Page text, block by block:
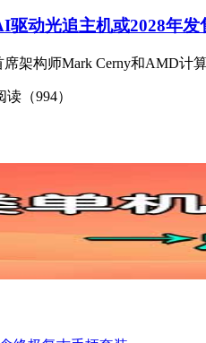
驱动光追主机或2028年发
席架构师Mark Cerny和AMD计
读（994）